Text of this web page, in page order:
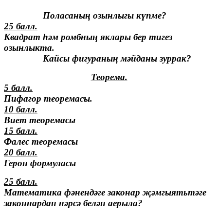
Поласаның озынлыгы күпме?
25 балл.
Квадрат һәм ромбның яклары бер тигез
озынлыкта.
Кайсы фигураның мәйданы зуррак?
Теорема.
5 балл.
Пифагор теоремасы.
10 балл.
Виет теоремасы
15 балл.
Фалес теоремасы
20 балл.
Герон формуласы
25 балл.
Математика фәнендәге законар җәмгыятьтәге
законнардан нәрсә белән аерыла?